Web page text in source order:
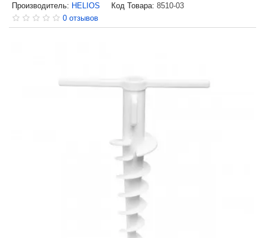
Производитель: HELIOS Код Товара: 8510-03
0 отзывов